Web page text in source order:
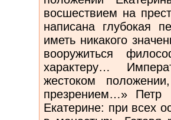
восшествием на
написана глубокая
иметь никакого
вооружиться
характеру…
жестоком
презрением…»
Екатерине: при всех